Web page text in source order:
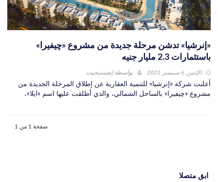
«إنرشيا» تدشن مرحلة جديدة من مشروع «چيفيرا»
باستثمارات 2.3 مليار جنيه
الإثنين, 6 سبتمبر 2021 بواسطةإنفيستجيت
أعلنت شركة «إنرشيا» للتنمية العقارية عن إطلاق المرحلة الجديدة من
مشروع «چيفيرا» بالساحل الشمالي، والذي أطلقت عليها اسم «ايلا»،
صفحة 1 من 1
ابق متصلا